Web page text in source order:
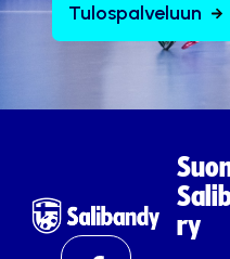
Tulospalveluun
ry